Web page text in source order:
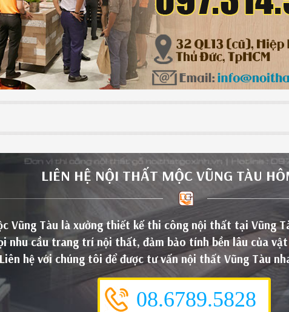
LIÊN HỆ NỘI THẤT MỘC VŨNG TÀU
Vũng Tàu là xưởng thiết kế thi công nội thất tại Vũng
nhu cầu trang trí nội thất, đảm bảo tính bền lâu của
hệ với chúng tôi để được tư vấn nội thất Vũng Tàu
08.6789.5828